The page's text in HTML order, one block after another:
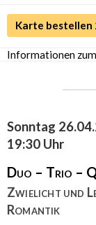
Karte bestellen
Informationen
Sonntag
19:30 Uhr
Duo – Trio –
Zwielicht und
Romantik